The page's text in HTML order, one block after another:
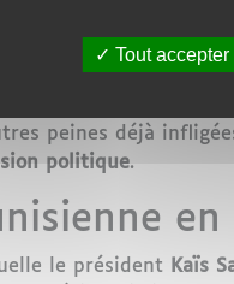
de Ghannouchi),
peines déjà
politique.
en
le président Kaïs
Tout accepter